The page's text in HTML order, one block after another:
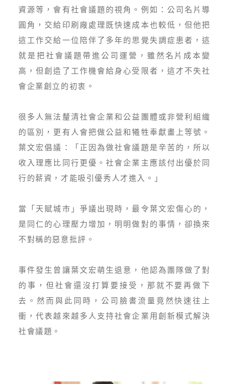
資源等，會有社會議題的視角。例如：公司名片導
圓角，交給印刷廠處理既快速成本也較低，但他把
這工作交給一位陪伴了多年的思覺失調症患者，這
就是把社會議題帶進公司運營，雖然名片成本變
高，但創造了工作機會給身心受限者，這才不失社
會企業創立的初衷。
很多人無法釐清社會企業和公益團體或非營利組織
的區別，更有人會把做公益和犧牲奉獻畫上等號。
葉文宏倡議：「正因為做社會議題是辛苦的，所以
收入理應比同行更優。社會企業主應該付出優於同
行的薪資，才能吸引優秀人才進入。」
當「天賦城市」爭議出現時，最令葉文宏傷心的，
是同仁的心理壓力增加，明明做對的事情，卻換來
不對稱的惡意批評。
事件發生曾讓葉文宏萌生退意，他認為團隊做了對
的事，但社會還沒打算要接受，那就不要再做下
去。然而與此同時，公司臉書流量竟然快速往上
衝，代表越來越多人支持社會企業用創新模式解決
社會議題。